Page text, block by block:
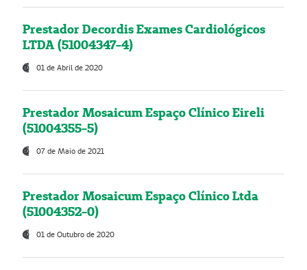
Prestador Decordis Exames Cardiológicos
LTDA (51004347-4)
01 de Abril de 2020
Prestador Mosaicum Espaço Clínico Eireli
(51004355-5)
07 de Maio de 2021
Prestador Mosaicum Espaço Clínico Ltda
(51004352-0)
01 de Outubro de 2020